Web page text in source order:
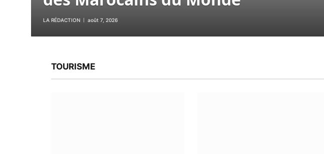
LA RÉDACTION août 7, 2026
TOURISME